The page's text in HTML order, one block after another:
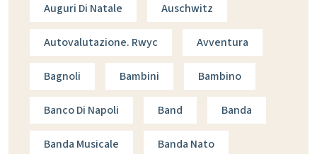
Auguri Di Natale Auschwitz
Autovalutazione. Rwyc Avventura
Bagnoli Bambini Bambino
Banco Di Napoli Band Banda
Banda Musicale Banda Nato